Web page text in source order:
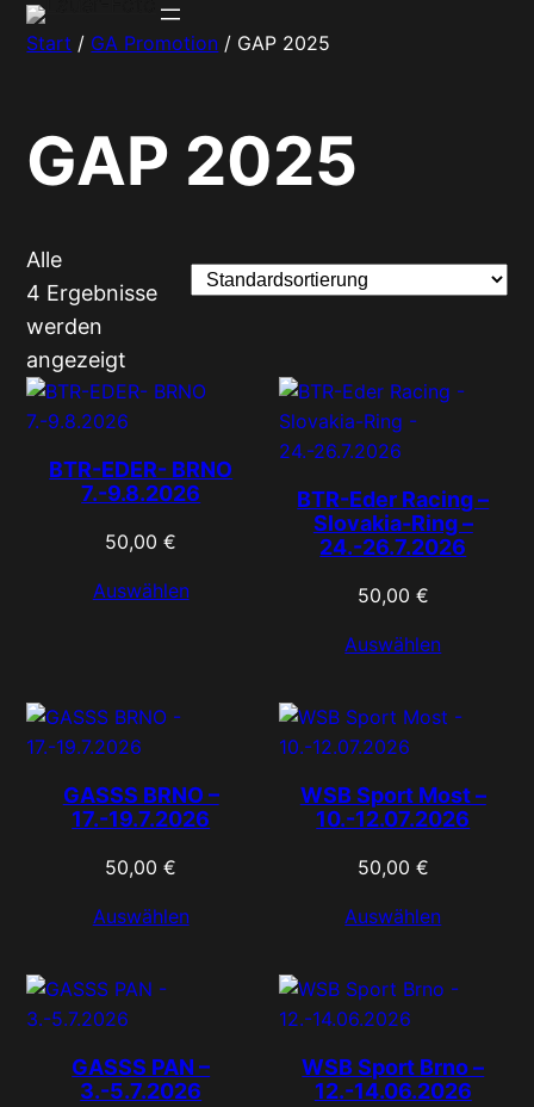
Zum
Inhalt
Start / GA Promotion / GAP 2025
GAP 2025
Alle
4 Ergebnisse
werden
angezeigt
BTR-EDER- BRNO
7.-9.8.2026
50,00€
Auswählen
BTR-Eder Racing –
Slovakia-Ring –
24.-26.7.2026
50,00 €
Auswählen
GASSS BRNO –
17.-19.7.2026
50,00€
Auswählen
WSB Sport Most –
10.-12.07.2026
50,00 €
Auswählen
GASSS PAN –
3.-5.7.2026
WSB Sport Brno –
12.-14.06.2026